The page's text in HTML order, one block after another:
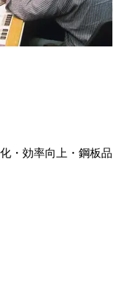
・効率向上・鋼板